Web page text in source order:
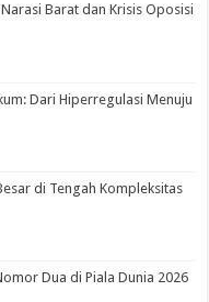
Barat dan Krisis Oposisi
Dari Hiperregulasi Menuju
di Tengah Kompleksitas
Dua di Piala Dunia 2026